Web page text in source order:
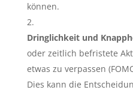
können.
Dringlichkeit und
oder zeitlich befristete
etwas zu verpassen
Dies kann die